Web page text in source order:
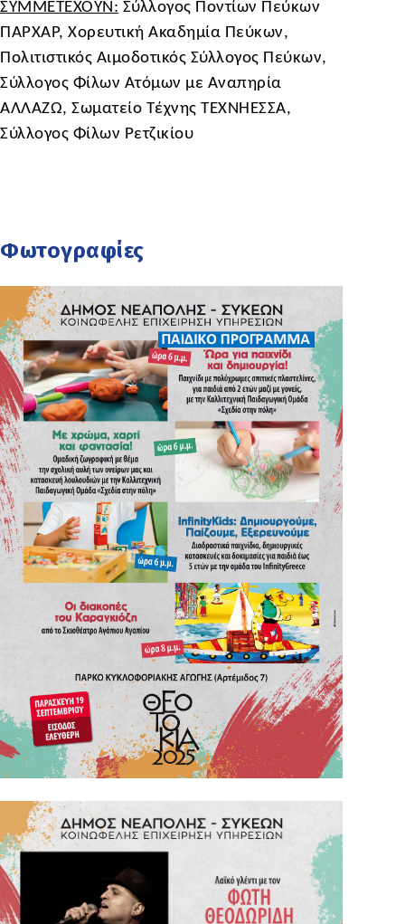
ΣΥΜΜΕΤΕΧΟΥΝ: Σύλλογος Ποντίων Πεύκων
ΠΑΡΧΑΡ, Χορευτική Ακαδημία Πεύκων,
Πολιτιστικός Αιμοδοτικός Σύλλογος Πεύκων,
Σύλλογος Φίλων Ατόμων με Αναπηρία
ΑΛΛΑΖΩ, Σωματείο Τέχνης ΤΕΧΝΗΕΣΣΑ,
Σύλλογος Φίλων Ρετζικίου
Φωτογραφίες